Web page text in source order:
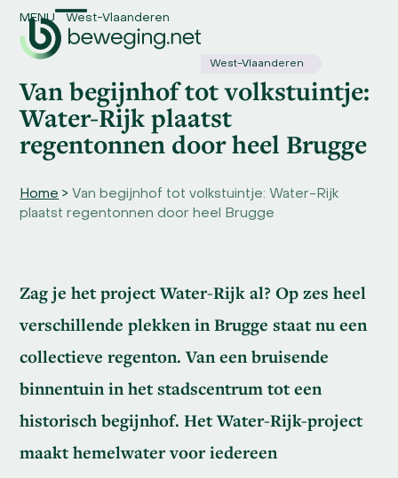
content
West-Vlaanderen
MENU
Open
menu
Close
menu
West-Vlaanderen
Van begijnhof tot volkstuintje:
Water-Rijk plaatst
regentonnen door heel Brugge
Home > Van begijnhof tot volkstuintje: Water-Rijk
plaatst regentonnen door heel Brugge
Zag je het project Water-Rijk al? Op zes heel
verschillende plekken in Brugge staat nu een
collectieve regenton. Van een bruisende
binnentuin in het stadscentrum tot een
historisch begijnhof. Het Water-Rijk-project
maakt hemelwater voor iedereen